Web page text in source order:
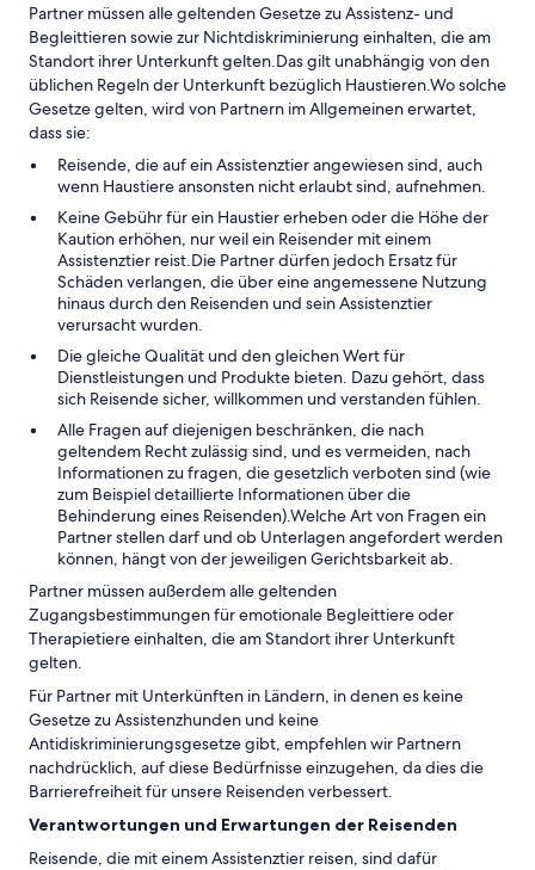
Partner müssen alle geltenden Gesetze zu Assistenz- und
Begleittieren sowie zur Nichtdiskriminierung einhalten, die am
Standort ihrer Unterkunft gelten.Das gilt unabhängig von den
üblichen Regeln der Unterkunft bezüglich Haustieren.Wo solche
Gesetze gelten, wird von Partnern im Allgemeinen erwartet,
dass sie:
Reisende, die auf ein Assistenztier angewiesen sind, auch
wenn Haustiere ansonsten nicht erlaubt sind, aufnehmen.
Keine Gebühr für ein Haustier erheben oder die Höhe der
Kaution erhöhen, nur weil ein Reisender mit einem
Assistenztier reist.Die Partner dürfen jedoch Ersatz für
Schäden verlangen, die über eine angemessene Nutzung
hinaus durch den Reisenden und sein Assistenztier
verursacht wurden.
Die gleiche Qualität und den gleichen Wert für
Dienstleistungen und Produkte bieten. Dazu gehört, dass
sich Reisende sicher, willkommen und verstanden fühlen.
Alle Fragen auf diejenigen beschränken, die nach
geltendem Recht zulässig sind, und es vermeiden, nach
Informationen zu fragen, die gesetzlich verboten sind (wie
zum Beispiel detaillierte Informationen über die
Behinderung eines Reisenden).Welche Art von Fragen ein
Partner stellen darf und ob Unterlagen angefordert werden
können, hängt von der jeweiligen Gerichtsbarkeit ab.
Partner müssen außerdem alle geltenden
Zugangsbestimmungen für emotionale Begleittiere oder
Therapietiere einhalten, die am Standort ihrer Unterkunft
gelten.
Für Partner mit Unterkünften in Ländern, in denen es keine
Gesetze zu Assistenzhunden und keine
Antidiskriminierungsgesetze gibt, empfehlen wir Partnern
nachdrücklich, auf diese Bedürfnisse einzugehen, da dies die
Barrierefreiheit für unsere Reisenden verbessert.
Verantwortungen und Erwartungen der Reisenden
Reisende, die mit einem Assistenztier reisen, sind dafür